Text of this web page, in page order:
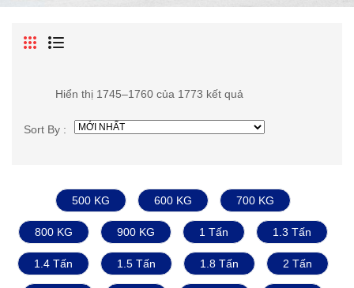
Hiển thị 1745–1760 của 1773 kết quả
Sort By :
500 KG 600 KG 700 KG
800 KG 900 KG 1 Tấn 1.3 Tấn
1.4 Tấn 1.5 Tấn 1.8 Tấn 2 Tấn